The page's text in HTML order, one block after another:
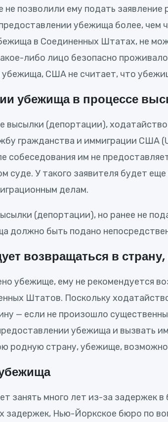
не позволили ему подать
убежища более, чем
в Соединенных Штатах, не
либо лицо безопасно
США не считает, что
убежища в процессе
высылки (депортации),
гражданства и иммиграции США
собеседования им не
суде. У такого заявителя будет
делам.
(депортации), но ранее не
должно быть подано
возвращаться в страну,
убежище, ему не рекомендуется
Штатов. Поскольку
— если не произошло
убежища и вызвать
родную страну, убежище,
занять много лет из-за задержек
задержек, Нью-Йоркское бюро по